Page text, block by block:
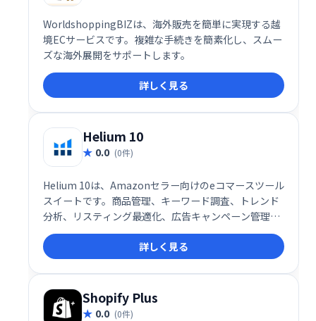
WorldshoppingBIZは、海外販売を簡単に実現する越
境ECサービスです。複雑な手続きを簡素化し、スムー
ズな海外展開をサポートします。
詳しく見る
Helium 10
0.0 (0件)
Helium 10は、Amazonセラー向けのeコマースツール
スイートです。商品管理、キーワード調査、トレンド
分析、リスティング最適化、広告キャンペーン管理な
ど、Amazonビジネスを成功に導くための機能を網羅
しています。BlackBox機能では、潜在的な商品機会を
効率的に探索できます。Amazonビジネスの成長を強
力にサポートします。
詳しく見る
Shopify Plus
0.0 (0件)